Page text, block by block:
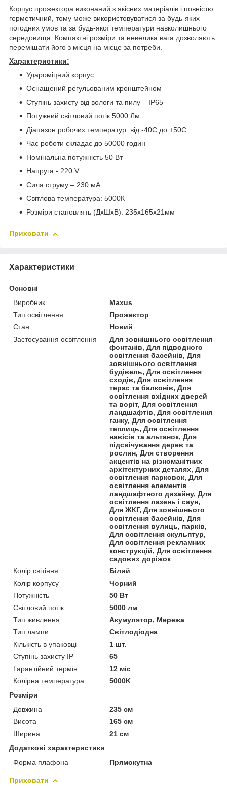
Корпус прожектора виконаний з якісних матеріалів і повністю
герметичний, тому може використовуватися за будь-яких
погодних умов та за будь-якої температури навколишнього
середовища. Компактні розміри та невелика вага дозволяють
переміщати його з місця на місце за потреби.
Характеристики:
Удароміцний корпус
Оснащений регульованим кронштейном
Ступінь захисту від вологи та пилу – IP65
Потужний світловий потік 5000 Лм
Діапазон робочих температур: від -40С до +50С
Час роботи складає до 50000 годин
Номінальна потужність 50 Вт
Напруга - 220 V
Сила струму – 230 мА
Світлова температура: 5000К
Розміри становлять (ДхШхВ): 235х165х21мм
Приховати
Характеристики
Основні
Виробник
Maxus
Тип освітлення
Прожектор
Стан
Новий
Застосування освітлення
Для зовнішнього освітлення
фонтанів, Для підводного
освітлення басейнів, Для
зовнішнього освітлення
будівель, Для освітлення
сходів, Для освітлення
терас та балконів, Для
освітлення вхідних дверей
та воріт, Для освітлення
ландшафтів, Для освітлення
ганку, Для освітлення
теплиць, Для освітлення
навісів та альтанок, Для
підсвічування дерев та
рослин, Для створення
акцентів на різноманітних
архітектурних деталях, Для
освітлення парковок, Для
освітлення елементів
ландшафтного дизайну, Для
освітлення лазень і саун,
Для ЖКГ, Для зовнішнього
освітлення басейнів, Для
освітлення вулиць, парків,
Для освітлення скульптур,
Для освітлення рекламних
конструкцій, Для освітлення
садових доріжок
Колір світіння
Білий
Колір корпусу
Чорний
Потужність
50 Вт
Світловий потік
5000 лм
Тип живлення
Акумулятор, Мережа
Тип лампи
Світлодіодна
Кількість в упаковці
1 шт.
Ступінь захисту IP
65
Гарантійний термін
12 міс
Колірна температура
5000K
Розміри
Довжина
235 см
Висота
165 см
Ширина
21 см
Додаткові характеристики
Форма плафона
Прямокутна
Приховати